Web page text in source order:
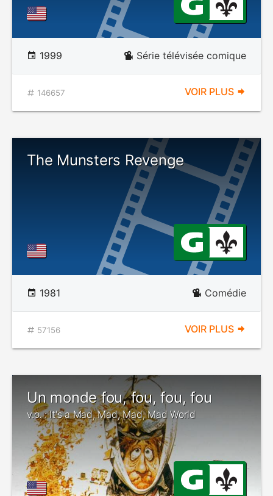
1999 Série télévisée comique
146657 VOIR PLUS
The Munsters Revenge
1981 Comédie
57156 VOIR PLUS
Un monde fou, fou, fou, fou
v.o. : It's a Mad, Mad, Mad, Mad World